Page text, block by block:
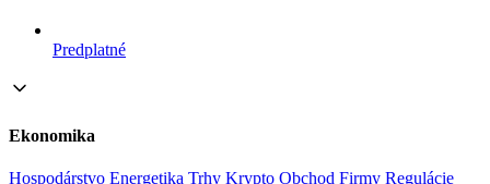
Predplatné
Ekonomika
Hospodárstvo Energetika Trhy Krypto Obchod Firmy Regulácie